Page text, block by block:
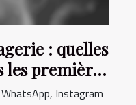
: quelles
les premières
Instagram